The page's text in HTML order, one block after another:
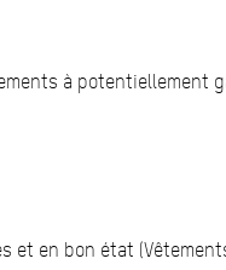
à potentiellement
et en bon état